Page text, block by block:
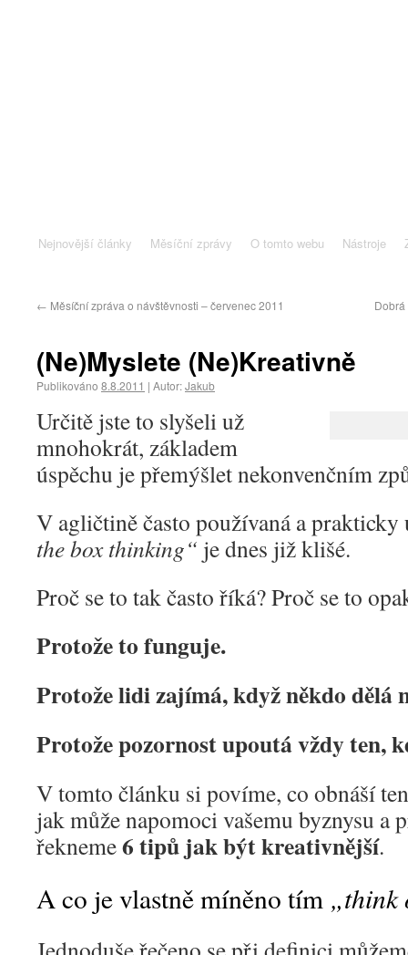
Nejnovější články Měsíční zprávy O tomto webu Nástroje
← Měsíční zpráva o návštěvnosti – červenec 2011
(Ne)Myslete (Ne)Kreativně
Publikováno 8.8.2011 | Autor:Jakub
Určitě jste to slyšeli už
mnohokrát, základem
úspěchu je přemýšlet nekonvenčním
V agličtině často používaná a
the box thinking“ je dnes již klišé.
Proč se to tak často říká? Proč se to
Protože to funguje.
Protože lidi zajímá, když někdo dělá
Protože pozornost upoutá vždy ten,
V tomto článku si povíme, co obnáší
jak může napomoci vašemu byznysu a
řekneme6 tipů jak být kreativnější.
A co je vlastně míněno tím „think